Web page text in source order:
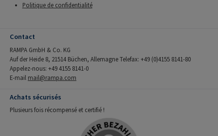
Politique de confidentialité
Contact
RAMPA GmbH & Co. KG
Auf der Heide 8, 21514 Büchen, Allemagne Telefax: +49 (0)4155 8141-80
Appelez-nous: +49 4155 8141-0
E-mail mail@rampa.com
Achats sécurisés
Plusieurs fois récompensé et certifié !